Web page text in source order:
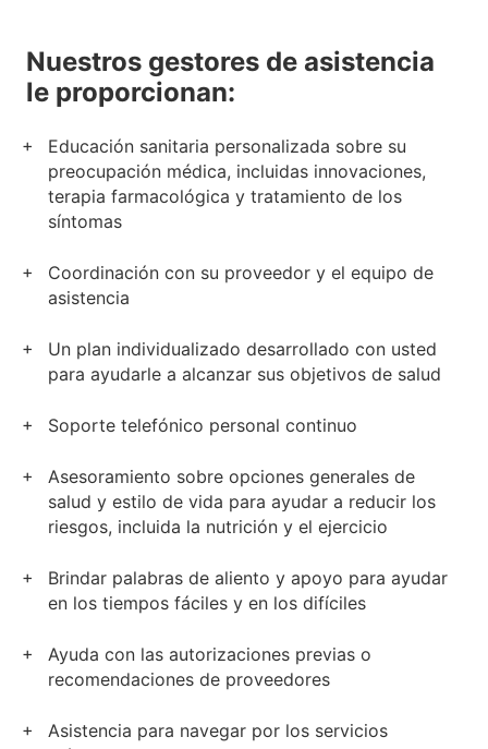
Nuestros gestores de asistencia
le proporcionan:
Educación sanitaria personalizada sobre su
preocupación médica, incluidas innovaciones,
terapia farmacológica y tratamiento de los
síntomas
Coordinación con su proveedor y el equipo de
asistencia
Un plan individualizado desarrollado con usted
para ayudarle a alcanzar sus objetivos de salud
Soporte telefónico personal continuo
Asesoramiento sobre opciones generales de
salud y estilo de vida para ayudar a reducir los
riesgos, incluida la nutrición y el ejercicio
Brindar palabras de aliento y apoyo para ayudar
en los tiempos fáciles y en los difíciles
Ayuda con las autorizaciones previas o
recomendaciones de proveedores
Asistencia para navegar por los servicios